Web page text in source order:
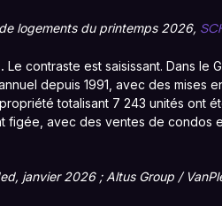
logements du printemps 2026,
Le contraste est saisissant. Dans
depuis 1991, avec des mises
totalisant 7 243 unités ont
figée, avec des ventes de condos
janvier 2026 ; Altus Group /